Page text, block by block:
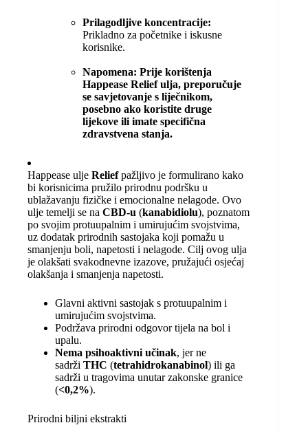
Prilagodljive koncentracije:
Prikladno za početnike i iskusne
korisnike.
Napomena: Prije korištenja
Happease Relief ulja, preporučuje
se savjetovanje s liječnikom,
posebno ako koristite druge
lijekove ili imate specifična
zdravstvena stanja.
Happease ulje Reliefpažljivo je formulirano kako
bi korisnicima pružilo prirodnu podršku u
ublažavanju fizičke i emocionalne nelagode. Ovo
ulje temelji se na CBD-u (kanabidiolu), poznatom
po svojim protuupalnim i umirujućim svojstvima,
uz dodatak prirodnih sastojaka koji pomažu u
smanjenju boli, napetosti i nelagode. Cilj ovog ulja
je olakšati svakodnevne izazove, pružajući osjećaj
olakšanja i smanjenja napetosti.
Glavni aktivni sastojak s protuupalnim i
umirujućim svojstvima.
Podržava prirodni odgovor tijela na bol i
upalu.
Nema psihoaktivni učinak, jer ne
sadrži THC (tetrahidrokanabinol) ili ga
sadrži u tragovima unutar zakonske granice
(<0,2%).
Prirodni biljni ekstrakti